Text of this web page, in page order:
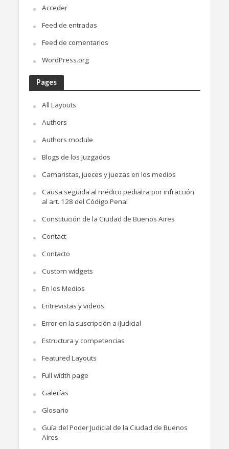
Acceder
Feed de entradas
Feed de comentarios
WordPress.org
Pages
All Layouts
Authors
Authors module
Blogs de los Juzgados
Camaristas, jueces y juezas en los medios
Causa seguida al médico pediatra por infracción
al art. 128 del Código Penal
Constitución de la Ciudad de Buenos Aires
Contact
Contacto
Custom widgets
En los Medios
Entrevistas y videos
Error en la suscripción a iJudicial
Estructura y competencias
Featured Layouts
Full width page
Galerías
Glosario
Guía del Poder Judicial de la Ciudad de Buenos
Aires